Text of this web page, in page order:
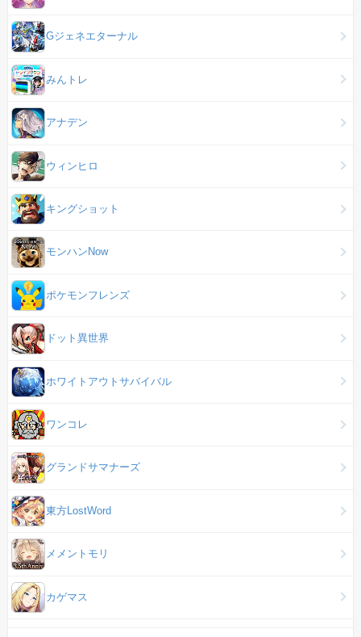
Gジェネエターナル
みんトレ
アナデン
ウィンヒロ
キングショット
モンハンNow
ポケモンフレンズ
ドット異世界
ホワイトアウトサバイバル
ワンコレ
グランドサマナーズ
東方LostWord
メメントモリ
カゲマス